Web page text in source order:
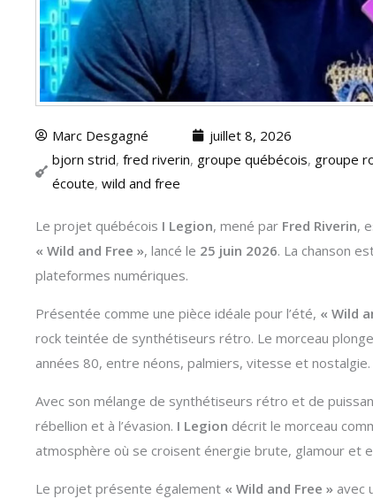
Marc Desgagné
juillet 8, 2026
bjorn strid, fred riverin, groupe québécois, groupe
écoute, wild and free
Le projet québécois I Legion, mené par Fred Riverin,
« Wild and Free », lancé le 25 juin 2026. La chanson
plateformes numériques.
Présentée comme une pièce idéale pour l’été, « Wild
rock teintée de synthétiseurs rétro. Le morceau
années 80, entre néons, palmiers, vitesse et nostalgie.
Avec son mélange de synthétiseurs rétro et de
rébellion et à l’évasion. I Legion décrit le morceau
atmosphère où se croisent énergie brute, glamour et
Le projet présente également « Wild and Free » avec